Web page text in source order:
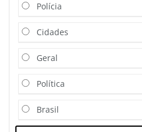
Polícia
Cidades
Geral
Política
Brasil